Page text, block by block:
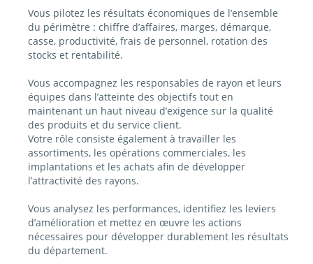
Vous pilotez les résultats économiques de l’ensemble
du périmètre : chiffre d’affaires, marges, démarque,
casse, productivité, frais de personnel, rotation des
stocks et rentabilité.
Vous accompagnez les responsables de rayon et leurs
équipes dans l’atteinte des objectifs tout en
maintenant un haut niveau d’exigence sur la qualité
des produits et du service client.
Votre rôle consiste également à travailler les
assortiments, les opérations commerciales, les
implantations et les achats afin de développer
l’attractivité des rayons.
Vous analysez les performances, identifiez les leviers
d’amélioration et mettez en œuvre les actions
nécessaires pour développer durablement les résultats
du département.